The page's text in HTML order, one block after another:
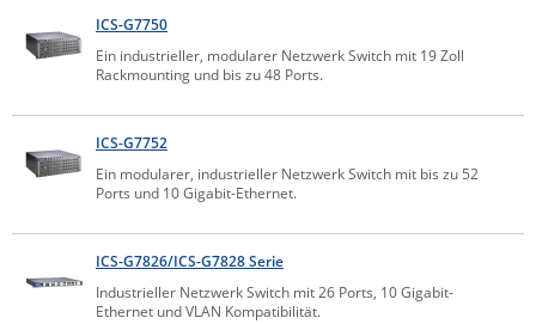
Fokus Technologies
Gefen
High Sec Labs
HW group
IEC Lock
ICS-G7750
Ein industrieller, modularer Netzwerk Switch mit 19 Zoll
Rackmounting und bis zu 48 Ports.
ICS-G7752
Ein modularer, industrieller Netzwerk Switch mit bis zu 52
Ports und 10 Gigabit-Ethernet.
ICS-G7826/ICS-G7828 Serie
Industrieller Netzwerk Switch mit 26 Ports, 10 Gigabit-
Ethernet und VLAN Kompatibilität.